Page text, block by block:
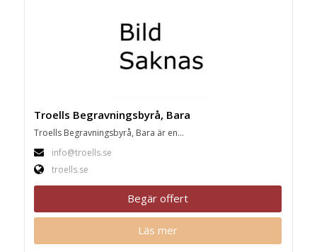
Troells Begravningsbyrå, Bara
Troells Begravningsbyrå, Bara är en...
info@troells.se
troells.se
Begär offert
Läs mer